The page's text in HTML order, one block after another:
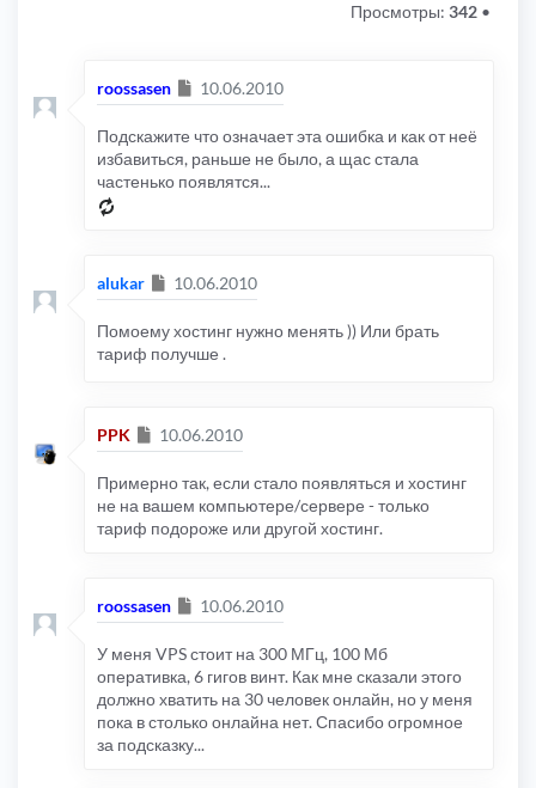
Просмотры: 342 •
roossasen Сообщение
10.06.2010
Подскажите что означает эта ошибка и как от неё
избавиться, раньше не было, а щас стала
частенько появлятся...
alukar Сообщение
10.06.2010
Помоему хостинг нужно менять )) Или брать
тариф получше .
PPK Сообщение
10.06.2010
Примерно так, если стало появляться и хостинг
не на вашем компьютере/сервере - только
тариф подороже или другой хостинг.
roossasen Сообщение
10.06.2010
У меня VPS стоит на 300 МГц, 100 Мб
оперативка, 6 гигов винт. Как мне сказали этого
должно хватить на 30 человек онлайн, но у меня
пока в столько онлайна нет. Спасибо огромное
за подсказку...